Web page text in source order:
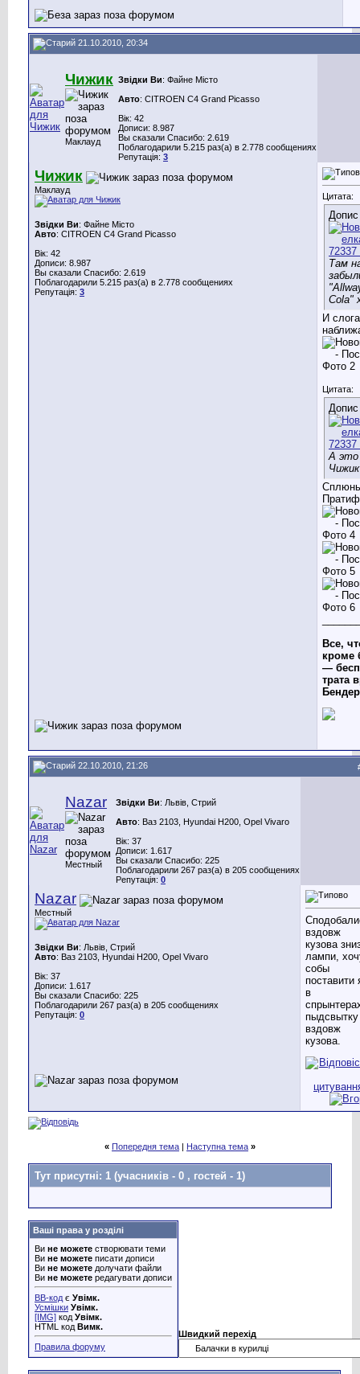
21.10.2010, 20:34
Чижик
Маклауд
Звідки Ви: Файне Місто
Авто: CITROEN C4 Grand Picasso
Вік: 42
Дописи: 8.987
Вы сказали Спасибо: 2.619
Поблагодарили 5.215 раз(а) в 2.778 сообщениях
Репутація: 3
Чижик
Маклауд
Звідки Ви: Файне Місто
Авто: CITROEN C4 Grand Picasso
Вік: 42
Дописи: 8.987
Вы сказали Спасибо: 2.619
Поблагодарили 5.215 раз(а) в 2.778 сообщениях
Репутація: 3
Цитата:
Там
Cola"
И
Цитата:
А это
Все,
кроме
—
трата
22.10.2010, 21:26
Nazar
Местный
Звідки Ви: Львів, Стрий
Авто: Ваз 2103, Hyundai H200, Opel Vivaro
Вік: 37
Дописи: 1.617
Вы сказали Спасибо: 225
Поблагодарили 267 раз(а) в 205 сообщениях
Репутація: 0
Nazar
Местный
Звідки Ви: Львів, Стрий
Авто: Ваз 2103, Hyundai H200, Opel Vivaro
Вік: 37
Дописи: 1.617
Вы сказали Спасибо: 225
Поблагодарили 267 раз(а) в 205 сообщениях
Репутація: 0
вздовж
кузова
лампи,
собы
поставити
в
пыдсвытку
вздовж
кузова.
« Попередня тема | Наступна тема »
Тут присутні: 1 (учасників - 0 , гостей - 1)
Ваші права у розділі
Ви не можете створювати теми
Ви не можете писати дописи
Ви не можете долучати файли
Ви не можете редагувати дописи
BB-код є Увімк.
Усмішки Увімк.
[IMG] код Увімк.
HTML код Вимк.
Правила форуму
Швидкий перехід